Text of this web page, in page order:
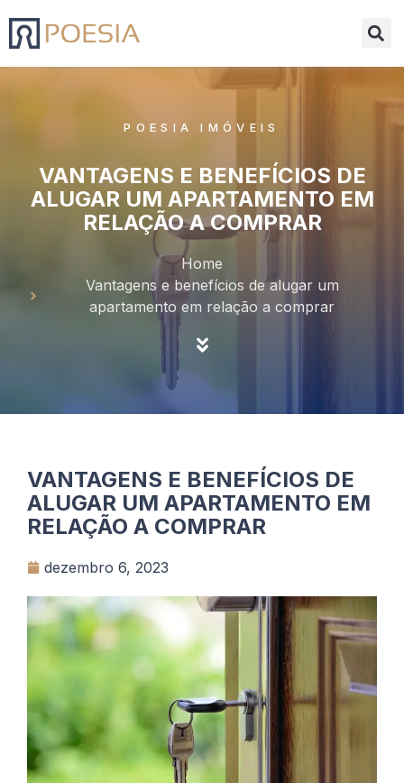
POESIA IMÓVEIS
VANTAGENS E BENEFÍCIOS DE
ALUGAR UM APARTAMENTO EM
RELAÇÃO A COMPRAR
Home
Vantagens e benefícios de alugar um
apartamento em relação a comprar
VANTAGENS E BENEFÍCIOS DE
ALUGAR UM APARTAMENTO EM
RELAÇÃO A COMPRAR
dezembro 6, 2023